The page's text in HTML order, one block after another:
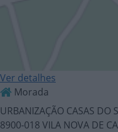
Ver detalhes
Morada
URBANIZAÇÃO CASAS DO
8900-018 VILA NOVA DE